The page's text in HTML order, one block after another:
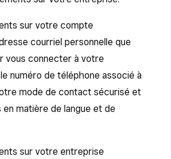
sur votre compte
courriel personnelle que
vous connecter à votre
numéro de téléphone associé à
mode de contact sécurisé et
matière de langue et de
sur votre entreprise